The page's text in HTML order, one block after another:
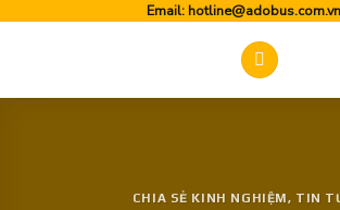
Email: hotline@adobus.com.vn
CHIA SẺ KINH NGHIỆM, TIN